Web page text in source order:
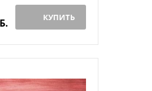
КУПИТЬ